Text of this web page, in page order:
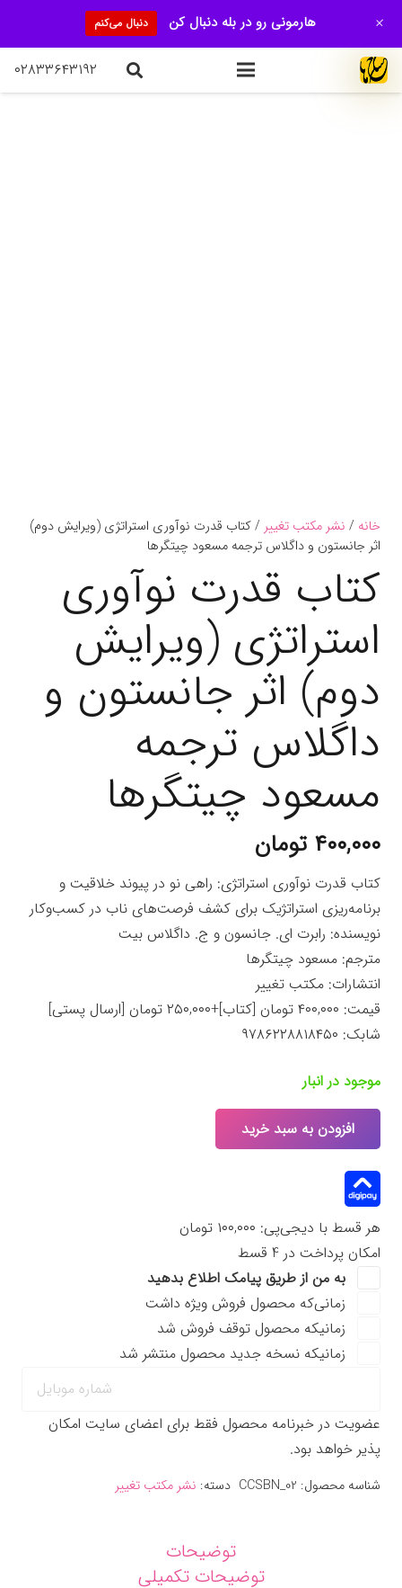
۰۲۸۳۳۶۴۳۱۹۲
خانه / نشر مکتب تغییر / کتاب قدرت نوآوری استراتژی (ویرایش دوم)
اثر جانستون و داگلاس ترجمه مسعود چیتگرها
کتاب قدرت نوآوری
استراتژی (ویرایش
دوم) اثر جانستون و
داگلاس ترجمه
مسعود چیتگرها
۴۰۰,۰۰۰ تومان
کتاب قدرت نوآوری استراتژی: راهی نو در پیوند خلاقیت و
برنامه‌ریزی استراتژیک برای کشف فرصت‌های ناب در کسب‌وکار
نویسنده: رابرت ای. جانسون و ج. داگلاس بیت
مترجم: مسعود چیتگرها
انتشارات: مکتب تغییر
قیمت: ۴۰۰,۰۰۰ تومان [کتاب]+۲۵۰,۰۰۰ تومان [ارسال پستی]
شابک: ۹۷۸۶۲۲۸۸۱۸۴۵۰
موجود در انبار
کتاب
قدرت
نوآوری
استراتژی
(ویرایش
دوم)
جانستون
داگلاس
مسعود
چیتگرها
افزودن به سبد خرید
هر قسط با دیجی‌پی: ۱۰۰,۰۰۰ تومان
امکان پرداخت در 4 قسط
به من از طریق پیامک اطلاع بدهید
زمانی‌که محصول فروش ویژه داشت
زمانیکه محصول توقف فروش شد
زمانیکه نسخه جدید محصول منتشر شد
عضویت در خبرنامه محصول فقط برای اعضای سایت امکان
پذیر خواهد بود.
شناسه محصول: CCSBN_02 دسته: نشر مکتب تغییر
توضیحات
توضیحات تکمیلی
هارمونی رو در بله دنبال کن دنبال می‌کنم +